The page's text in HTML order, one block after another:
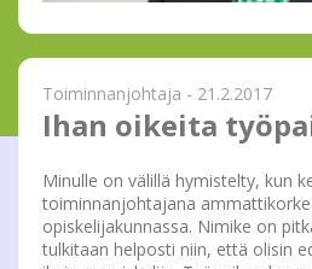
Toiminnanjohtaja - 21.2.2017
Ihan oikeita
Minulle on välillä hymistelty, kun
toiminnanjohtajana
opiskelijakunnassa. Nimike on
tulkitaan helposti niin, että olisin